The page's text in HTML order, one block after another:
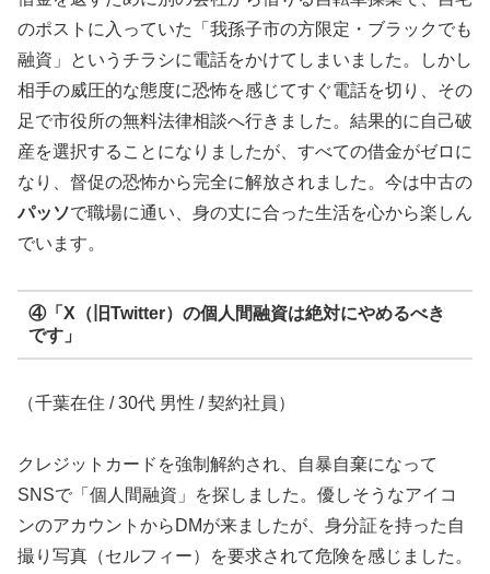
のポストに入っていた「我孫子市の方限定・ブラックでも
融資」というチラシに電話をかけてしまいました。しかし
相手の威圧的な態度に恐怖を感じてすぐ電話を切り、その
足で市役所の無料法律相談へ行きました。結果的に自己破
産を選択することになりましたが、すべての借金がゼロに
なり、督促の恐怖から完全に解放されました。今は中古の
パッソで職場に通い、身の丈に合った生活を心から楽しん
でいます。
④「X（旧Twitter）の個人間融資は絶対にやめるべき
です」
（千葉在住 / 30代 男性 / 契約社員）
クレジットカードを強制解約され、自暴自棄になって
SNSで「個人間融資」を探しました。優しそうなアイコ
ンのアカウントからDMが来ましたが、身分証を持った自
撮り写真（セルフィー）を要求されて危険を感じました。